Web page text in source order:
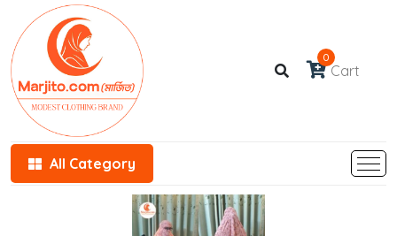
0
Cart
All Category